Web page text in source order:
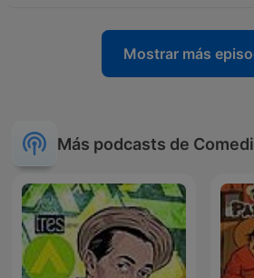
Mostrar más
Más podcasts de